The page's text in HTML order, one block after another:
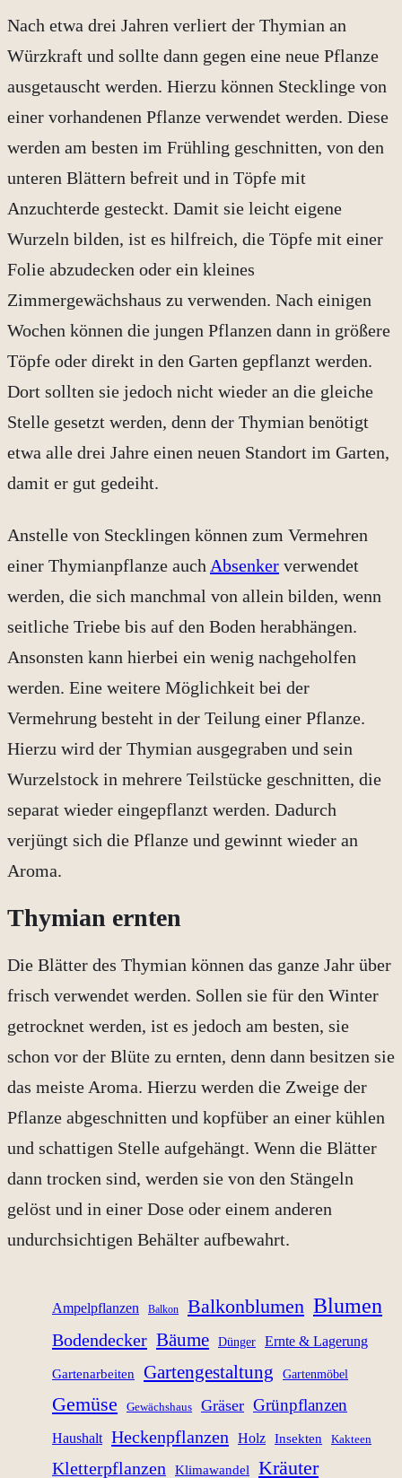
Nach etwa drei Jahren verliert der Thymian an
Würzkraft und sollte dann gegen eine neue Pflanze
ausgetauscht werden. Hierzu können Stecklinge von
einer vorhandenen Pflanze verwendet werden. Diese
werden am besten im Frühling geschnitten, von den
unteren Blättern befreit und in Töpfe mit
Anzuchterde gesteckt. Damit sie leicht eigene
Wurzeln bilden, ist es hilfreich, die Töpfe mit einer
Folie abzudecken oder ein kleines
Zimmergewächshaus zu verwenden. Nach einigen
Wochen können die jungen Pflanzen dann in größere
Töpfe oder direkt in den Garten gepflanzt werden.
Dort sollten sie jedoch nicht wieder an die gleiche
Stelle gesetzt werden, denn der Thymian benötigt
etwa alle drei Jahre einen neuen Standort im Garten,
damit er gut gedeiht.
Anstelle von Stecklingen können zum Vermehren
einer Thymianpflanze auch Absenker verwendet
werden, die sich manchmal von allein bilden, wenn
seitliche Triebe bis auf den Boden herabhängen.
Ansonsten kann hierbei ein wenig nachgeholfen
werden. Eine weitere Möglichkeit bei der
Vermehrung besteht in der Teilung einer Pflanze.
Hierzu wird der Thymian ausgegraben und sein
Wurzelstock in mehrere Teilstücke geschnitten, die
separat wieder eingepflanzt werden. Dadurch
verjüngt sich die Pflanze und gewinnt wieder an
Aroma.
Thymian ernten
Die Blätter des Thymian können das ganze Jahr über
frisch verwendet werden. Sollen sie für den Winter
getrocknet werden, ist es jedoch am besten, sie
schon vor der Blüte zu ernten, denn dann besitzen sie
das meiste Aroma. Hierzu werden die Zweige der
Pflanze abgeschnitten und kopfüber an einer kühlen
und schattigen Stelle aufgehängt. Wenn die Blätter
dann trocken sind, werden sie von den Stängeln
gelöst und in einer Dose oder einem anderen
undurchsichtigen Behälter aufbewahrt.
Ampelpflanzen Balkon Balkonblumen Blumen
Bodendecker Bäume Dünger Ernte & Lagerung
Gartenarbeiten Gartengestaltung Gartenmöbel
Gemüse Gewächshaus Gräser Grünpflanzen
Haushalt Heckenpflanzen Holz Insekten Kakteen
Kletterpflanzen Klimawandel Kräuter